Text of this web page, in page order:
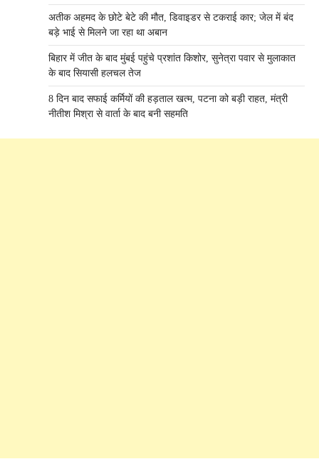
अतीक अहमद के छोटे बेटे की मौत, डिवाइडर से टकराई कार; जेल में बंद
बड़े भाई से मिलने जा रहा था अबान
बिहार में जीत के बाद मुंबई पहुंचे प्रशांत किशोर, सुनेत्रा पवार से मुलाकात
के बाद सियासी हलचल तेज
8 दिन बाद सफाई कर्मियों की हड़ताल खत्म, पटना को बड़ी राहत, मंत्री
नीतीश मिश्रा से वार्ता के बाद बनी सहमति